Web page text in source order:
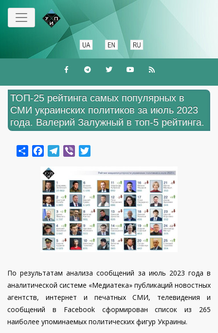
Перейти
основному
ТОП-25 рейтинга самых популярных в
СМИ украинских политиков за июль 2023
года. Валерий Залужный в топ-5 рейтинга.
ShareFacebookTelegram
Viber
По результатам анализа сообщений за июль 2023 года в
аналитической системе «Медиатека» публикаций новостных
агентств, интернет и печатных СМИ, телевидения и
сообщений в Facebook сформирован список из 265
наиболее упоминаемых политических фигур Украины.